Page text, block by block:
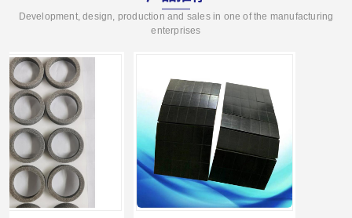
Development, design, production and sales in one of the manufacturing
enterprises